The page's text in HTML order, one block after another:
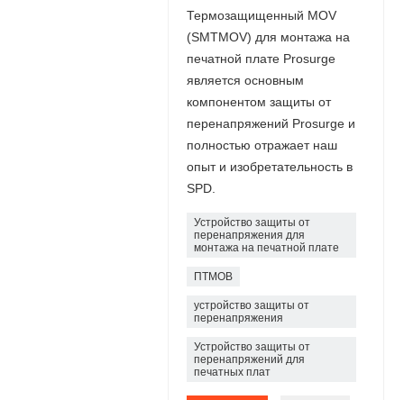
Термозащищенный MOV
(SMTMOV) для монтажа на
печатной плате Prosurge
является основным
компонентом защиты от
перенапряжений Prosurge и
полностью отражает наш
опыт и изобретательность в
SPD.
Устройство защиты от
перенапряжения для
монтажа на печатной плате
ПТМОВ
устройство защиты от
перенапряжения
Устройство защиты от
перенапряжений для
печатных плат